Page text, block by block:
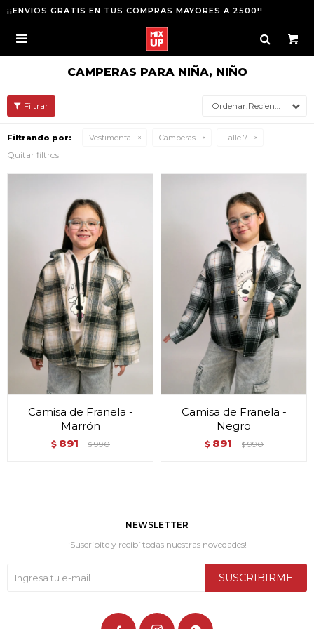
¡¡ENVIOS GRATIS EN TUS COMPRAS MAYORES A 2500!!

CAMPERAS PARA NIÑA, NIÑO
Recientes
Filtrando por: Vestimenta Camperas Talle 7
Quitar filtros
Camisa de Franela -
Marrón
$ 891 $ 990
Camisa de Franela -
Negro
$ 891 $ 990
NEWSLETTER
¡Suscribite y recibí todas nuestras novedades!
SUSCRIBIRME